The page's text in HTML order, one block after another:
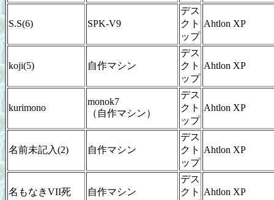
S.S(6) SPK-V9
デス
クト
ップ
Ahtlon XP
koji(5) 自作マシン
デス
クト
ップ
Ahtlon XP
kurimono
monok7
（自作マシン）
デス
クト
ップ
Ahtlon XP
名前未記入(2) 自作マシン
デス
クト
ップ
Ahtlon XP
名もなきVII死 自作マシン
デス
クト
Ahtlon XP